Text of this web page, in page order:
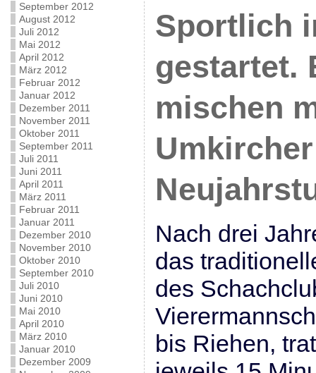
September 2012
August 2012
Juli 2012
Mai 2012
April 2012
März 2012
Februar 2012
Januar 2012
Dezember 2011
November 2011
Oktober 2011
September 2011
Juli 2011
Juni 2011
April 2011
März 2011
Februar 2011
Januar 2011
Dezember 2010
November 2010
Oktober 2010
September 2010
Juli 2010
Juni 2010
Mai 2010
April 2010
März 2010
Januar 2010
Dezember 2009
Sportlich
gestartet.
mischen
Umkircher
Nach drei
das
des
bis Riehen,